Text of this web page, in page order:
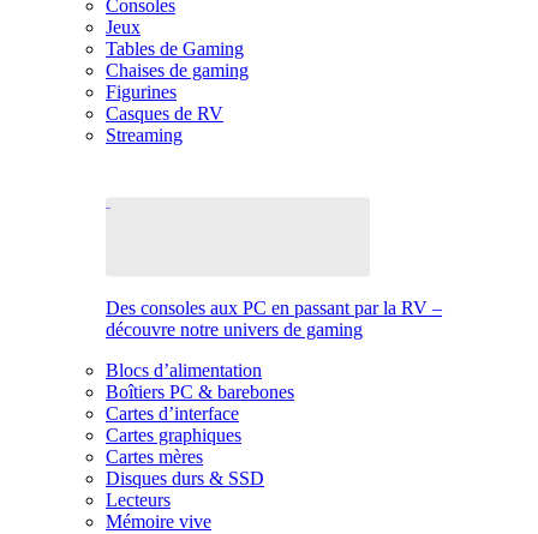
Consoles
Jeux
Tables de Gaming
Chaises de gaming
Figurines
Casques de RV
Streaming
Des consoles aux PC en passant par la RV –
découvre notre univers de gaming
Blocs d’alimentation
Boîtiers PC & barebones
Cartes d’interface
Cartes graphiques
Cartes mères
Disques durs & SSD
Lecteurs
Mémoire vive